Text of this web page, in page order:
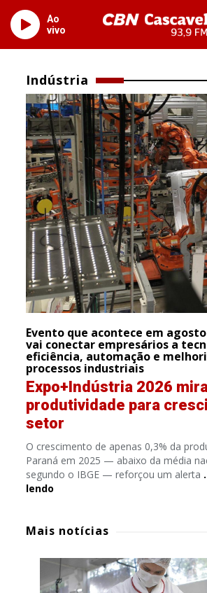
Ao
vivo
Indústria
Evento que acontece em
vai conectar empresários a
eficiência, automação e
processos industriais
Expo+Indústria 2026
produtividade para
setor
O crescimento de apenas 0,3% da
Paraná em 2025 — abaixo da média
segundo o IBGE — reforçou um alerta
lendo
Mais notícias